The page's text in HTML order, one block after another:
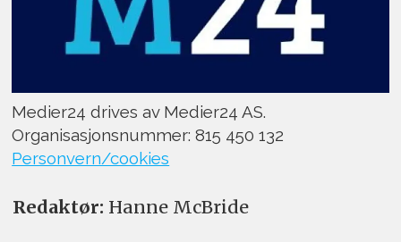
Medier24 drives av Medier24 AS.
Organisasjonsnummer: 815 450 132
Personvern/cookies
Redaktør: Hanne McBride